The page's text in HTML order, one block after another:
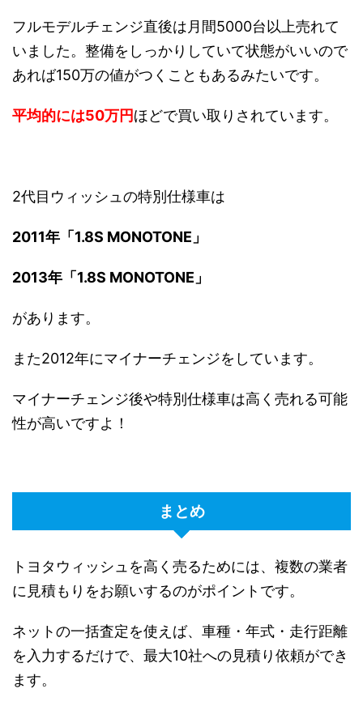
フルモデルチェンジ直後は月間5000台以上売れて
いました。整備をしっかりしていて状態がいいので
あれば150万の値がつくこともあるみたいです。
平均的には50万円ほどで買い取りされています。
2代目ウィッシュの特別仕様車は
2011年「1.8S MONOTONE」
2013年「1.8S MONOTONE」
があります。
また2012年にマイナーチェンジをしています。
マイナーチェンジ後や特別仕様車は高く売れる可能
性が高いですよ！
まとめ
トヨタウィッシュを高く売るためには、複数の業者
に見積もりをお願いするのがポイントです。
ネットの一括査定を使えば、車種・年式・走行距離
を入力するだけで、最大10社への見積り依頼ができ
ます。